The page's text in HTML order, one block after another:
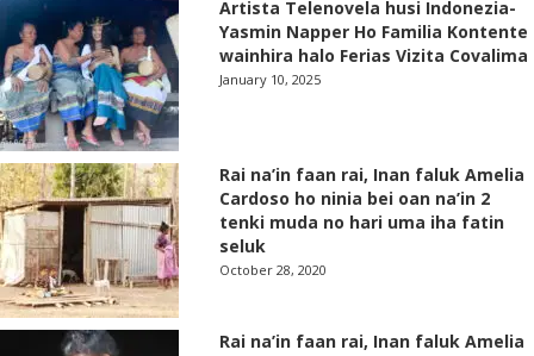
Artista Telenovela husi Indonezia-
Yasmin Napper Ho Familia Kontente
wainhira halo Ferias Vizita Covalima
January 10, 2025
Rai na’in faan rai, Inan faluk Amelia
Cardoso ho ninia bei oan na’in 2
tenki muda no hari uma iha fatin
seluk
October 28, 2020
Rai na’in faan rai, Inan faluk Amelia